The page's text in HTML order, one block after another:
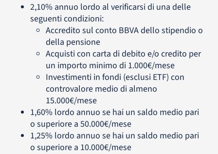
2,10% annuo lordo al verificarsi di una delle
seguenti condizioni:
Accredito sul conto BBVA dello stipendio o
della pensione
Acquisti con carta di debito e/o credito per
un importo minimo di 1.000€/mese
Investimenti in fondi (esclusi ETF) con
controvalore medio di almeno
15.000€/mese
1,60% lordo annuo se hai un saldo medio pari
o superiore a 50.000€/mese
1,25% lordo annuo se hai un saldo medio pari
o superiore a 10.000€/mese